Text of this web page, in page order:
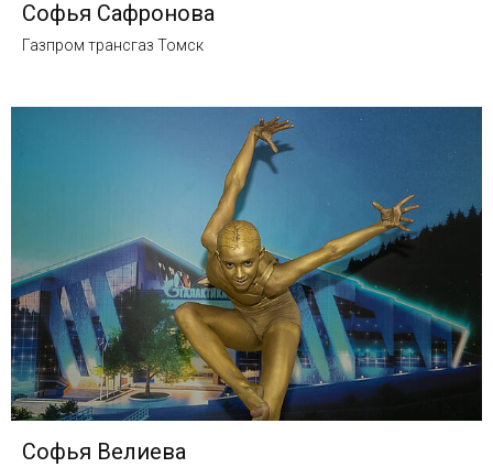
Софья Сафронова
Газпром трансгаз Томск
Софья Велиева